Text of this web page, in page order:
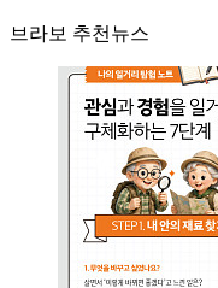
브라보 추천뉴스